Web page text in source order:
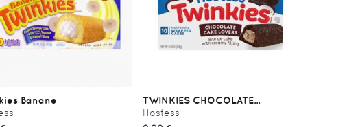
Banane
TWINKIES CHOCOLATE...
Hostess